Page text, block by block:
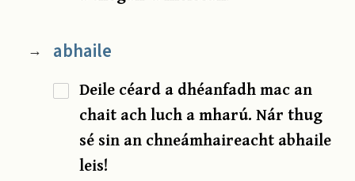
→ abhaile
Deile céard a dhéanfadh mac an
chait ach luch a mharú. Nár thug
sé sin an chneámhaireacht abhaile
leis!